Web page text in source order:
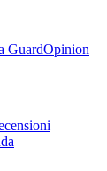
GuardOpinion